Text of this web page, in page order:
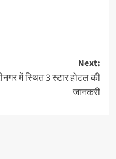
Next:
में स्थित 3 स्टार होटल की
जानकरी